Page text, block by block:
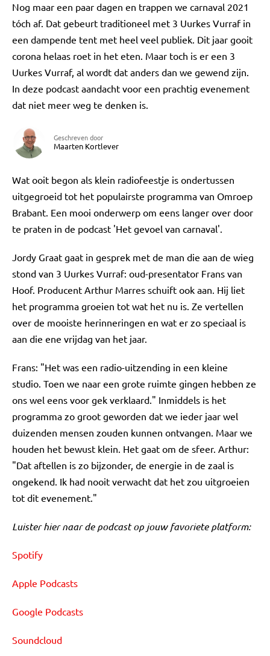
Nog maar een paar dagen en trappen we carnaval 2021
tóch af. Dat gebeurt traditioneel met 3 Uurkes Vurraf in
een dampende tent met heel veel publiek. Dit jaar gooit
corona helaas roet in het eten. Maar toch is er een 3
Uurkes Vurraf, al wordt dat anders dan we gewend zijn.
In deze podcast aandacht voor een prachtig evenement
dat niet meer weg te denken is.
Geschreven door
Maarten Kortlever
Wat ooit begon als klein radiofeestje is ondertussen
uitgegroeid tot het populairste programma van Omroep
Brabant. Een mooi onderwerp om eens langer over door
te praten in de podcast 'Het gevoel van carnaval'.
Jordy Graat gaat in gesprek met de man die aan de wieg
stond van 3 Uurkes Vurraf: oud-presentator Frans van
Hoof. Producent Arthur Marres schuift ook aan. Hij liet
het programma groeien tot wat het nu is. Ze vertellen
over de mooiste herinneringen en wat er zo speciaal is
aan die ene vrijdag van het jaar.
Frans: "Het was een radio-uitzending in een kleine
studio. Toen we naar een grote ruimte gingen hebben ze
ons wel eens voor gek verklaard." Inmiddels is het
programma zo groot geworden dat we ieder jaar wel
duizenden mensen zouden kunnen ontvangen. Maar we
houden het bewust klein. Het gaat om de sfeer. Arthur:
"Dat aftellen is zo bijzonder, de energie in de zaal is
ongekend. Ik had nooit verwacht dat het zou uitgroeien
tot dit evenement."
Luister hier naar de podcast op jouw favoriete platform:
Spotify
Apple Podcasts
Google Podcasts
Soundcloud